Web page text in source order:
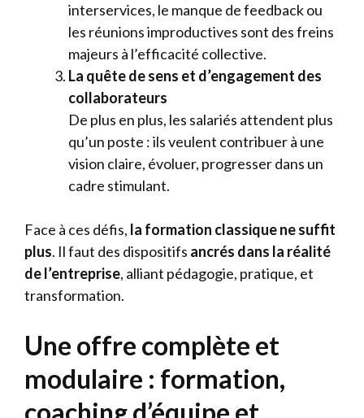
interservices, le manque de feedback ou
les réunions improductives sont des freins
majeurs à l’efficacité collective.
La quête de sens et d’engagement des
collaborateurs
De plus en plus, les salariés attendent plus
qu’un poste : ils veulent contribuer à une
vision claire, évoluer, progresser dans un
cadre stimulant.
Face à ces défis, la formation classique ne suffit
plus. Il faut des dispositifs ancrés dans la réalité
de l’entreprise, alliant pédagogie, pratique, et
transformation.
Une offre complète et
modulaire : formation,